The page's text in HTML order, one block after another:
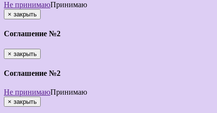
Не принимаюПринимаю
× закрыть
Соглашение №2
× закрыть
Соглашение №2
Не принимаюПринимаю
× закрыть